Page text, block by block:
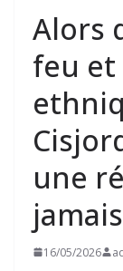
Alors
feu et
une
16/05/2026